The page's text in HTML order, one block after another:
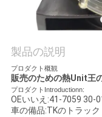
連
絡
く
製品の説明
プロダクト概観
販売のための熱Unit王
プロダクトIntroductionn:
OEいいえ:41-7059 30-
車の備品:TKのトラッ